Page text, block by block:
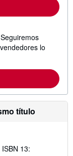
lo
título
ISBN 13: